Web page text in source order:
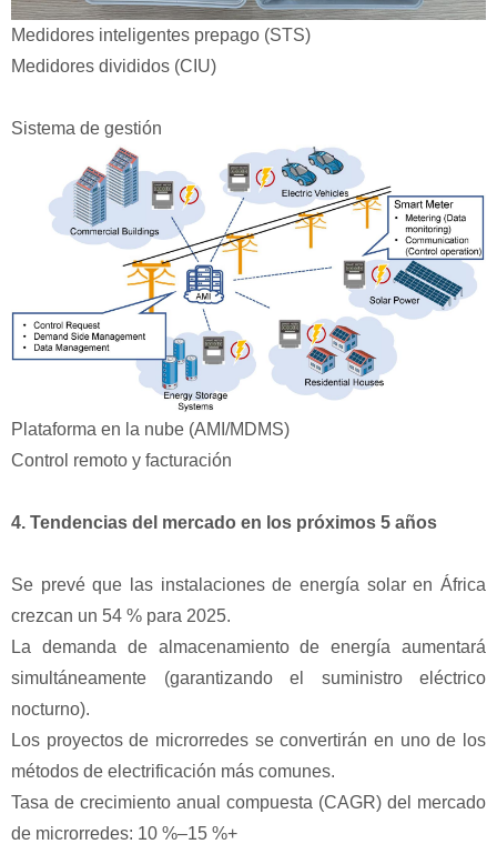
Medidores inteligentes prepago (STS)
Medidores divididos (CIU)
Sistema de gestión
Plataforma en la nube (AMI/MDMS)
Control remoto y facturación
4. Tendencias del mercado en los próximos 5 años
Se prevé que las instalaciones de energía solar en África
crezcan un 54 % para 2025.
La demanda de almacenamiento de energía aumentará
simultáneamente (garantizando el suministro eléctrico
nocturno).
Los proyectos de microrredes se convertirán en uno de los
métodos de electrificación más comunes.
Tasa de crecimiento anual compuesta (CAGR) del mercado
de microrredes: 10 %–15 %+